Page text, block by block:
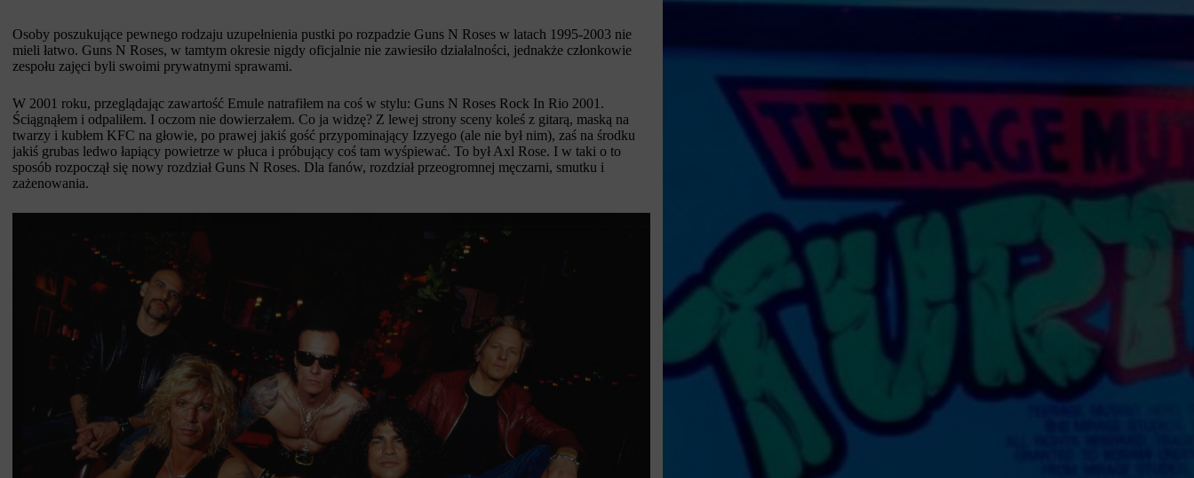
Osoby poszukujące pewnego rodzaju uzupełnienia pustki po rozpadzie Guns N Roses w latach 1995-2003 nie
mieli łatwo. Guns N Roses, w tamtym okresie nigdy oficjalnie nie zawiesiło działalności, jednakże członkowie
zespołu zajęci byli swoimi prywatnymi sprawami.
W 2001 roku, przeglądając zawartość Emule natrafiłem na coś w stylu: Guns N Roses Rock In Rio 2001.
Ściągnąłem i odpaliłem. I oczom nie dowierzałem. Co ja widzę? Z lewej strony sceny koleś z gitarą, maską na
twarzy i kubłem KFC na głowie, po prawej jakiś gość przypominający Izzyego (ale nie był nim), zaś na środku
jakiś grubas ledwo łapiący powietrze w płuca i próbujący coś tam wyśpiewać. To był Axl Rose. I w taki o to
sposób rozpoczął się nowy rozdział Guns N Roses. Dla fanów, rozdział przeogromnej męczarni, smutku i
zażenowania.